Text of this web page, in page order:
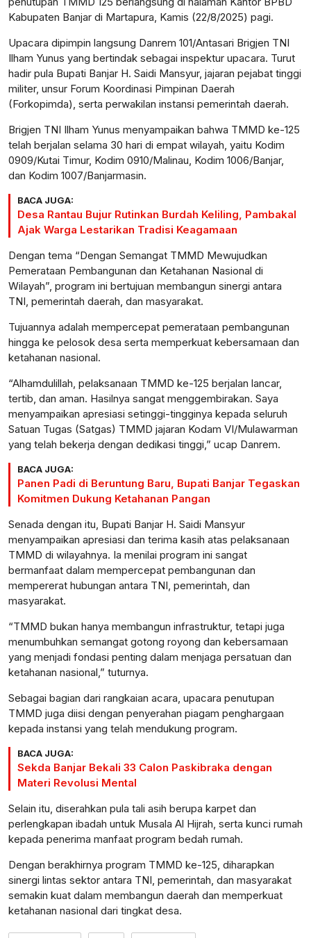
Kabupaten Banjar di Martapura, Kamis (22/8/2025) pagi.
Upacara dipimpin langsung Danrem 101/Antasari Brigjen TNI
Ilham Yunus yang bertindak sebagai inspektur upacara. Turut
hadir pula Bupati Banjar H. Saidi Mansyur, jajaran pejabat tinggi
militer, unsur Forum Koordinasi Pimpinan Daerah
(Forkopimda), serta perwakilan instansi pemerintah daerah.
Brigjen TNI Ilham Yunus menyampaikan bahwa TMMD ke-125
telah berjalan selama 30 hari di empat wilayah, yaitu Kodim
0909/Kutai Timur, Kodim 0910/Malinau, Kodim 1006/Banjar,
dan Kodim 1007/Banjarmasin.
BACA JUGA:
Desa Rantau Bujur Rutinkan Burdah Keliling, Pambakal
Ajak Warga Lestarikan Tradisi Keagamaan
Dengan tema “Dengan Semangat TMMD Mewujudkan
Pemerataan Pembangunan dan Ketahanan Nasional di
Wilayah”, program ini bertujuan membangun sinergi antara
TNI, pemerintah daerah, dan masyarakat.
Tujuannya adalah mempercepat pemerataan pembangunan
hingga ke pelosok desa serta memperkuat kebersamaan dan
ketahanan nasional.
“Alhamdulillah, pelaksanaan TMMD ke-125 berjalan lancar,
tertib, dan aman. Hasilnya sangat menggembirakan. Saya
menyampaikan apresiasi setinggi-tingginya kepada seluruh
Satuan Tugas (Satgas) TMMD jajaran Kodam VI/Mulawarman
yang telah bekerja dengan dedikasi tinggi,” ucap Danrem.
BACA JUGA:
Panen Padi di Beruntung Baru, Bupati Banjar Tegaskan
Komitmen Dukung Ketahanan Pangan
Senada dengan itu, Bupati Banjar H. Saidi Mansyur
menyampaikan apresiasi dan terima kasih atas pelaksanaan
TMMD di wilayahnya. Ia menilai program ini sangat
bermanfaat dalam mempercepat pembangunan dan
mempererat hubungan antara TNI, pemerintah, dan
masyarakat.
“TMMD bukan hanya membangun infrastruktur, tetapi juga
menumbuhkan semangat gotong royong dan kebersamaan
yang menjadi fondasi penting dalam menjaga persatuan dan
ketahanan nasional,” tuturnya.
Sebagai bagian dari rangkaian acara, upacara penutupan
TMMD juga diisi dengan penyerahan piagam penghargaan
kepada instansi yang telah mendukung program.
BACA JUGA:
Sekda Banjar Bekali 33 Calon Paskibraka dengan
Materi Revolusi Mental
Selain itu, diserahkan pula tali asih berupa karpet dan
perlengkapan ibadah untuk Musala Al Hijrah, serta kunci rumah
kepada penerima manfaat program bedah rumah.
Dengan berakhirnya program TMMD ke-125, diharapkan
sinergi lintas sektor antara TNI, pemerintah, dan masyarakat
semakin kuat dalam membangun daerah dan memperkuat
ketahanan nasional dari tingkat desa.